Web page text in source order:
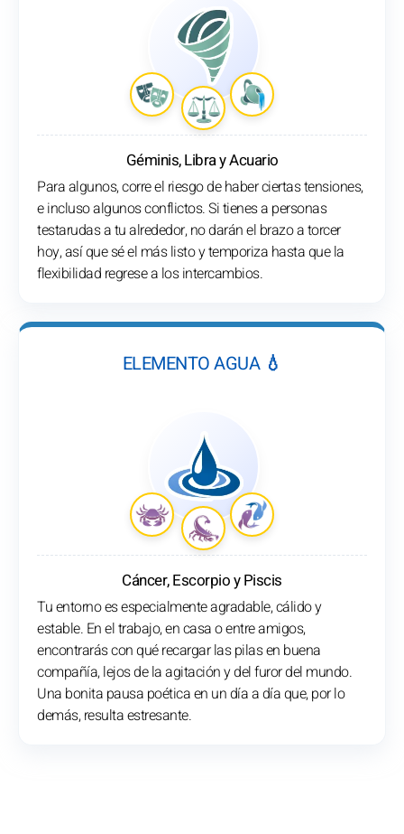
Géminis, Libra y Acuario
Para algunos, corre el riesgo de haber ciertas tensiones,
e incluso algunos conflictos. Si tienes a personas
testarudas a tu alrededor, no darán el brazo a torcer
hoy, así que sé el más listo y temporiza hasta que la
flexibilidad regrese a los intercambios.
ELEMENTO AGUA 💧
Cáncer, Escorpio y Piscis
Tu entorno es especialmente agradable, cálido y
estable. En el trabajo, en casa o entre amigos,
encontrarás con qué recargar las pilas en buena
compañía, lejos de la agitación y del furor del mundo.
Una bonita pausa poética en un día a día que, por lo
demás, resulta estresante.